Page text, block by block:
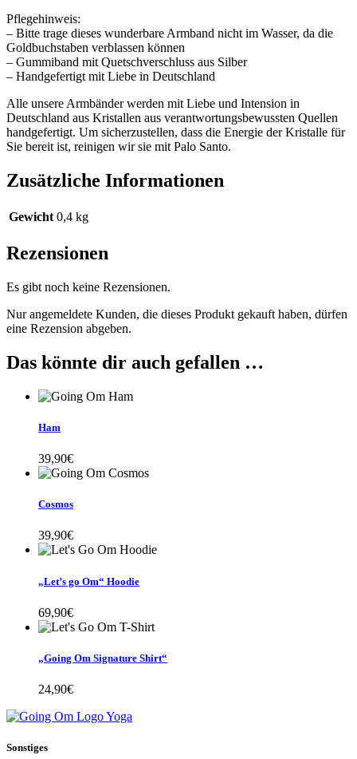
Pflegehinweis:
– Bitte trage dieses wunderbare Armband nicht im Wasser, da die
Goldbuchstaben verblassen können
– Gummiband mit Quetschverschluss aus Silber
– Handgefertigt mit Liebe in Deutschland
Alle unsere Armbänder werden mit Liebe und Intension in
Deutschland aus Kristallen aus verantwortungsbewussten Quellen
handgefertigt. Um sicherzustellen, dass die Energie der Kristalle für
Sie bereit ist, reinigen wir sie mit Palo Santo.
Zusätzliche Informationen
Gewicht 0,4 kg
Rezensionen
Es gibt noch keine Rezensionen.
Nur angemeldete Kunden, die dieses Produkt gekauft haben, dürfen
eine Rezension abgeben.
Das könnte dir auch gefallen …
Ham
39,90€
Cosmos
39,90€
„Let’s go Om“ Hoodie
69,90€
„Going Om Signature Shirt“
24,90€
Sonstiges